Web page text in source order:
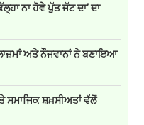
ਨਾ ਹੋਵੇ ਪੁੱਤ ਜੱਟ ਦਾ’ ਦਾ
ਅਤੇ ਨੌਜਵਾਨਾਂ ਨੇ ਬਣਾਇਆ
ਸਮਾਜਿਕ ਸ਼ਖ਼ਸੀਅਤਾਂ ਵੱਲੋਂ